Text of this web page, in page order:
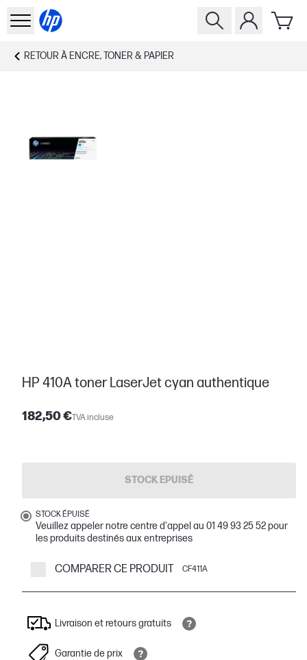
RETOUR À ENCRE, TONER & PAPIER
HP 410A toner LaserJet cyan authentique
182,50 €TVA incluse
STOCK EPUISÉ
STOCK ÉPUISÉ
Veuillez appeler notre centre d'appel au 01 49 93 25 52 pour
les produits destinés aux entreprises
COMPARER CE PRODUIT CF411A
Livraison et retours gratuits
Garantie de prix